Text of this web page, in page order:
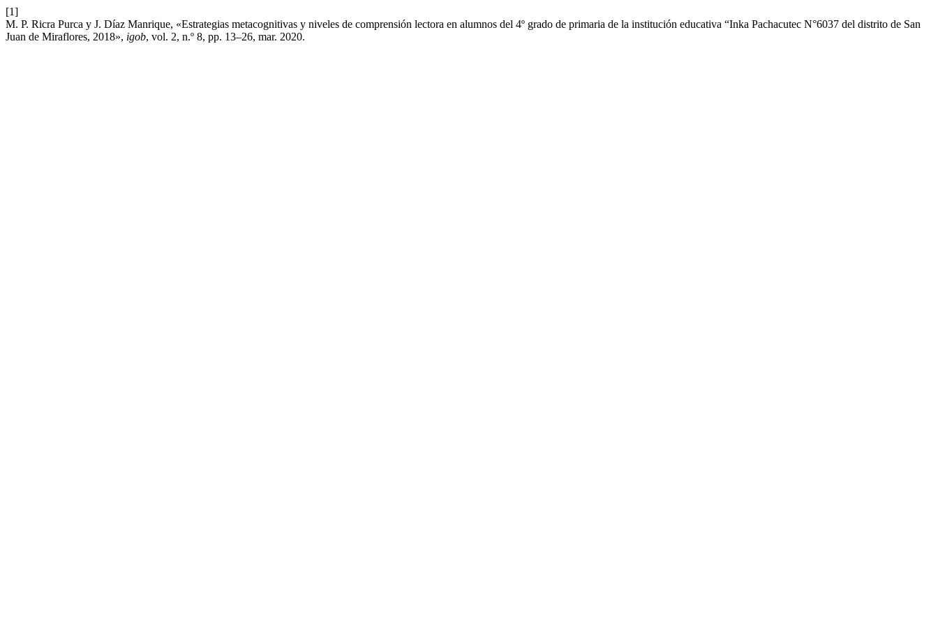
[1]
M. P. Ricra Purca y J. Díaz Manrique, «Estrategias metacognitivas y niveles de comprensión lectora en alumnos del 4º grado de primaria de la institución educativa “Inka Pachacutec N°6037 del distrito de San
Juan de Miraflores, 2018», igob, vol. 2, n.º 8, pp. 13–26, mar. 2020.